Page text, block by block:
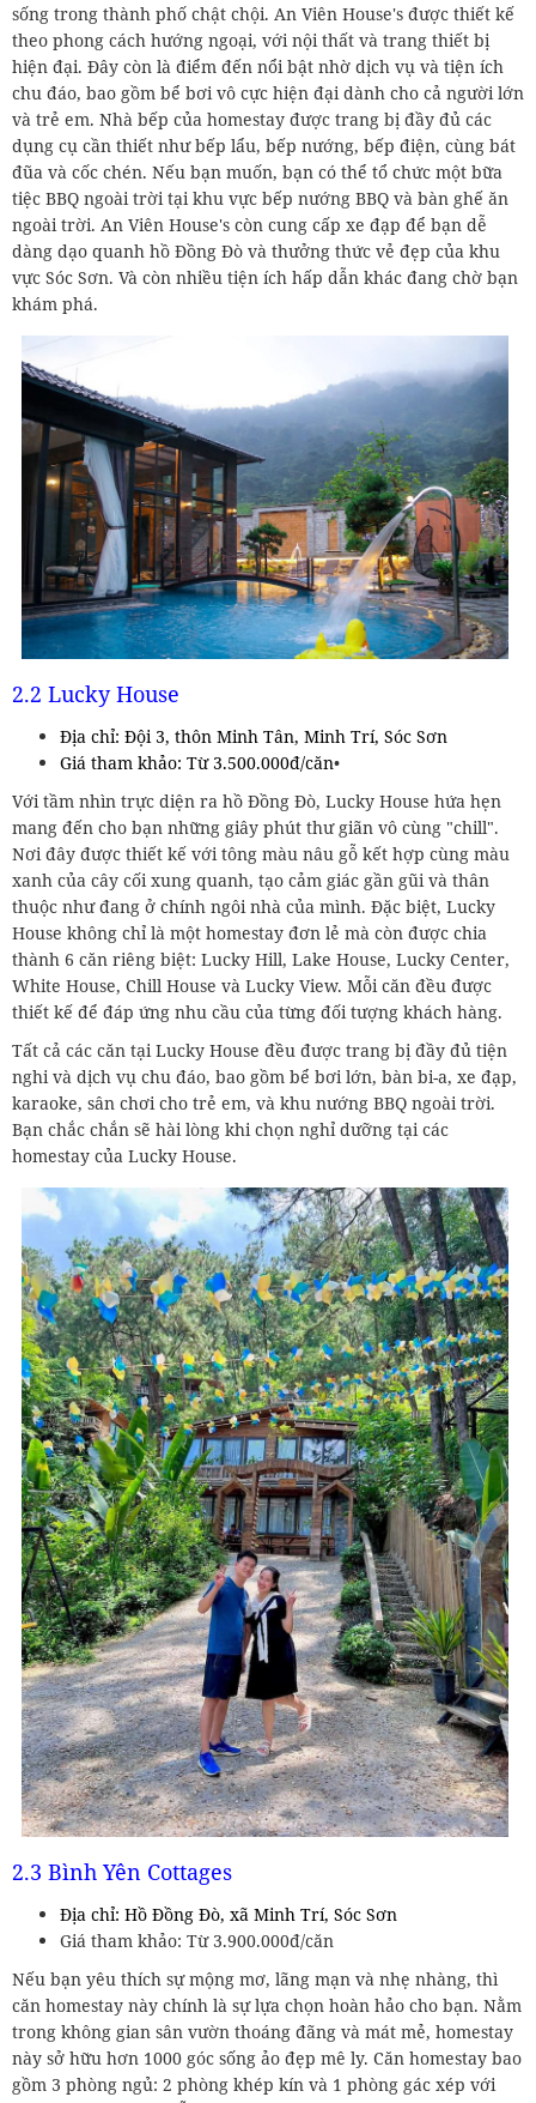
sống trong thành phố chật chội. An Viên House's được thiết kế
theo phong cách hướng ngoại, với nội thất và trang thiết bị
hiện đại. Đây còn là điểm đến nổi bật nhờ dịch vụ và tiện ích
chu đáo, bao gồm bể bơi vô cực hiện đại dành cho cả người lớn
và trẻ em. Nhà bếp của homestay được trang bị đầy đủ các
dụng cụ cần thiết như bếp lẩu, bếp nướng, bếp điện, cùng bát
đũa và cốc chén. Nếu bạn muốn, bạn có thể tổ chức một bữa
tiệc BBQ ngoài trời tại khu vực bếp nướng BBQ và bàn ghế ăn
ngoài trời. An Viên House's còn cung cấp xe đạp để bạn dễ
dàng dạo quanh hồ Đồng Đò và thưởng thức vẻ đẹp của khu
vực Sóc Sơn. Và còn nhiều tiện ích hấp dẫn khác đang chờ bạn
khám phá.
2.2 Lucky House
Địa chỉ: Đội 3, thôn Minh Tân, Minh Trí, Sóc Sơn
Giá tham khảo: Từ 3.500.000đ/căn•
Với tầm nhìn trực diện ra hồ Đồng Đò, Lucky House hứa hẹn
mang đến cho bạn những giây phút thư giãn vô cùng "chill".
Nơi đây được thiết kế với tông màu nâu gỗ kết hợp cùng màu
xanh của cây cối xung quanh, tạo cảm giác gần gũi và thân
thuộc như đang ở chính ngôi nhà của mình. Đặc biệt, Lucky
House không chỉ là một homestay đơn lẻ mà còn được chia
thành 6 căn riêng biệt: Lucky Hill, Lake House, Lucky Center,
White House, Chill House và Lucky View. Mỗi căn đều được
thiết kế để đáp ứng nhu cầu của từng đối tượng khách hàng.
Tất cả các căn tại Lucky House đều được trang bị đầy đủ tiện
nghi và dịch vụ chu đáo, bao gồm bể bơi lớn, bàn bi-a, xe đạp,
karaoke, sân chơi cho trẻ em, và khu nướng BBQ ngoài trời.
Bạn chắc chắn sẽ hài lòng khi chọn nghỉ dưỡng tại các
homestay của Lucky House.
2.3 Bình Yên Cottages
Địa chỉ: Hồ Đồng Đò, xã Minh Trí, Sóc Sơn
Giá tham khảo: Từ 3.900.000đ/căn
Nếu bạn yêu thích sự mộng mơ, lãng mạn và nhẹ nhàng, thì
căn homestay này chính là sự lựa chọn hoàn hảo cho bạn. Nằm
trong không gian sân vườn thoáng đãng và mát mẻ, homestay
này sở hữu hơn 1000 góc sống ảo đẹp mê ly. Căn homestay bao
gồm 3 phòng ngủ: 2 phòng khép kín và 1 phòng gác xép với